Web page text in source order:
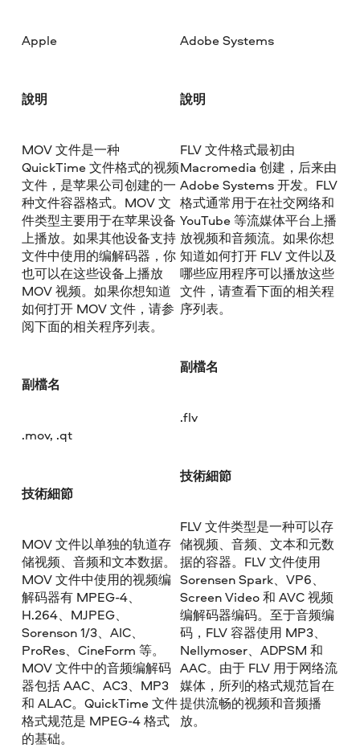
Apple
說明
MOV 文件是一种
QuickTime 文件格式的视频
文件，是苹果公司创建的一
种文件容器格式。MOV 文
件类型主要用于在苹果设备
上播放。如果其他设备支持
文件中使用的编解码器，你
也可以在这些设备上播放
MOV 视频。如果你想知道
如何打开 MOV 文件，请参
阅下面的相关程序列表。
副檔名
.mov, .qt
技術細節
MOV 文件以单独的轨道存
储视频、音频和文本数据。
MOV 文件中使用的视频编
解码器有 MPEG-4、
H.264、MJPEG、
Sorenson 1/3、AIC、
ProRes、CineForm 等。
MOV 文件中的音频编解码
器包括 AAC、AC3、MP3
和 ALAC。QuickTime 文件
格式规范是 MPEG-4 格式
的基础。
Adobe Systems
說明
FLV 文件格式最初由
Macromedia 创建，后来由
Adobe Systems 开发。FLV
格式通常用于在社交网络和
YouTube 等流媒体平台上播
放视频和音频流。如果你想
知道如何打开 FLV 文件以及
哪些应用程序可以播放这些
文件，请查看下面的相关程
序列表。
副檔名
.flv
技術細節
FLV 文件类型是一种可以存
储视频、音频、文本和元数
据的容器。FLV 文件使用
Sorensen Spark、VP6、
Screen Video 和 AVC 视频
编解码器编码。至于音频编
码，FLV 容器使用 MP3、
Nellymoser、ADPSM 和
AAC。由于 FLV 用于网络流
媒体，所列的格式规范旨在
提供流畅的视频和音频播
放。